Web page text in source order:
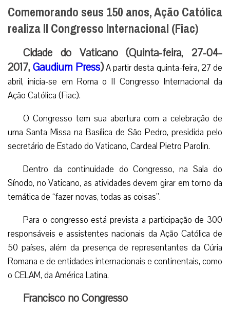
Comemorando seus 150 anos, Ação Católica
realiza II Congresso Internacional (Fiac)
Cidade do Vaticano (Quinta-feira, 27-04-
2017,Gaudium Press)A partir desta quinta-feira, 27 de
abril, inicia-se em Roma o II Congresso Internacional da
Ação Católica (Fiac).
O Congresso tem sua abertura com a celebração de
uma Santa Missa na Basílica de São Pedro, presidida pelo
secretário de Estado do Vaticano, Cardeal Pietro Parolin.
Dentro da continuidade do Congresso, na Sala do
Sínodo, no Vaticano, as atividades devem girar em torno da
temática de “fazer novas, todas as coisas”.
Para o congresso está prevista a participação de 300
responsáveis e assistentes nacionais da Ação Católica de
50 países, além da presença de representantes da Cúria
Romana e de entidades internacionais e continentais, como
o CELAM, da América Latina.
Francisco no Congresso